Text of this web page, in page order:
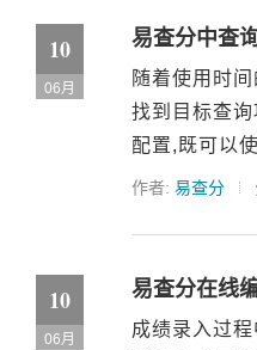
10
06月
易查分中查
随着使用时
找到目标查
配置,既可以
作者: 易查分
10
06月
易查分在线
成绩录入过